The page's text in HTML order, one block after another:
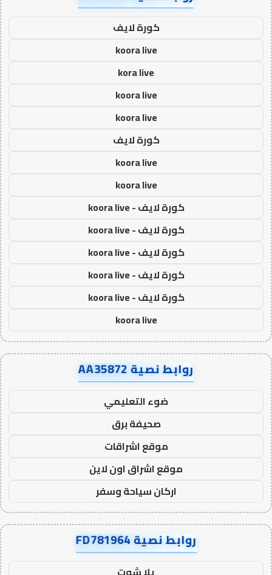
كورة لايف
koora live
kora live
koora live
koora live
كورة لايف
koora live
koora live
كورة لايف - koora live
كورة لايف - koora live
كورة لايف - koora live
كورة لايف - koora live
كورة لايف - koora live
koora live
روابط نصية AA35872
ضوء التعليمي
صحيفة برق
موقع اشراقات
موقع اشراق اون لاين
اركان سياحة وسفر
روابط نصية FD781964